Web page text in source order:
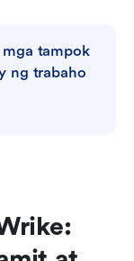
tampok
ng trabaho